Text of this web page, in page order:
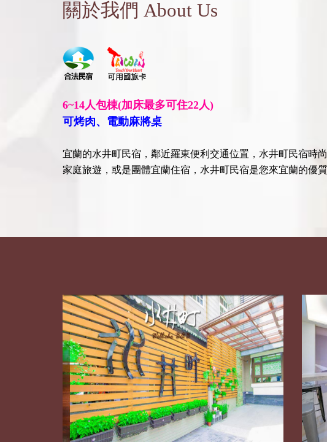
關於我們 About Us
6~14人包棟(加床最多可住22人)
可烤肉、電動麻將桌
宜蘭的水井町民宿，鄰近羅東便利交通位置，水井町民宿時
家庭旅遊，或是團體宜蘭住宿，水井町民宿是您來宜蘭的優質